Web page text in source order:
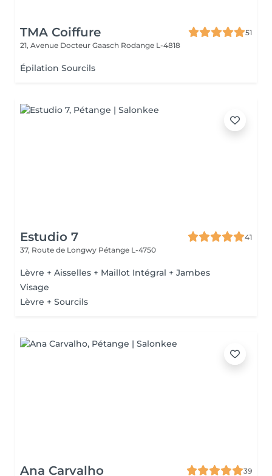
TMA Coiffure
51
21, Avenue Docteur Gaasch Rodange L-4818
Épilation Sourcils
Estudio 7
41
37, Route de Longwy Pétange L-4750
Lèvre + Aisselles + Maillot Intégral + Jambes
Visage
Lèvre + Sourcils
Ana Carvalho 39